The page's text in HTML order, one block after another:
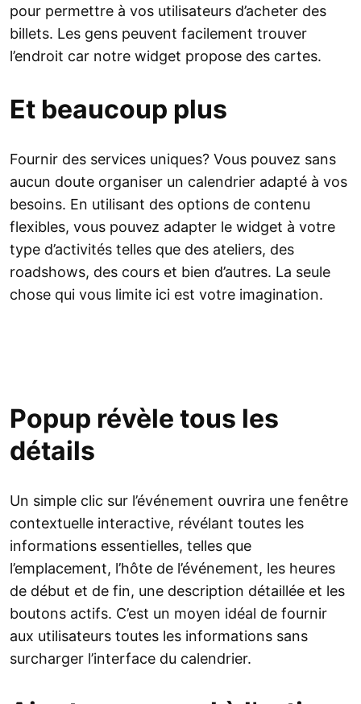
pour permettre à vos utilisateurs d’acheter des
billets. Les gens peuvent facilement trouver
l’endroit car notre widget propose des cartes.
Et beaucoup plus
Fournir des services uniques? Vous pouvez sans
aucun doute organiser un calendrier adapté à vos
besoins. En utilisant des options de contenu
flexibles, vous pouvez adapter le widget à votre
type d’activités telles que des ateliers, des
roadshows, des cours et bien d’autres. La seule
chose qui vous limite ici est votre imagination.
Popup révèle tous les
détails
Un simple clic sur l’événement ouvrira une fenêtre
contextuelle interactive, révélant toutes les
informations essentielles, telles que
l’emplacement, l’hôte de l’événement, les heures
de début et de fin, une description détaillée et les
boutons actifs. C’est un moyen idéal de fournir
aux utilisateurs toutes les informations sans
surcharger l’interface du calendrier.